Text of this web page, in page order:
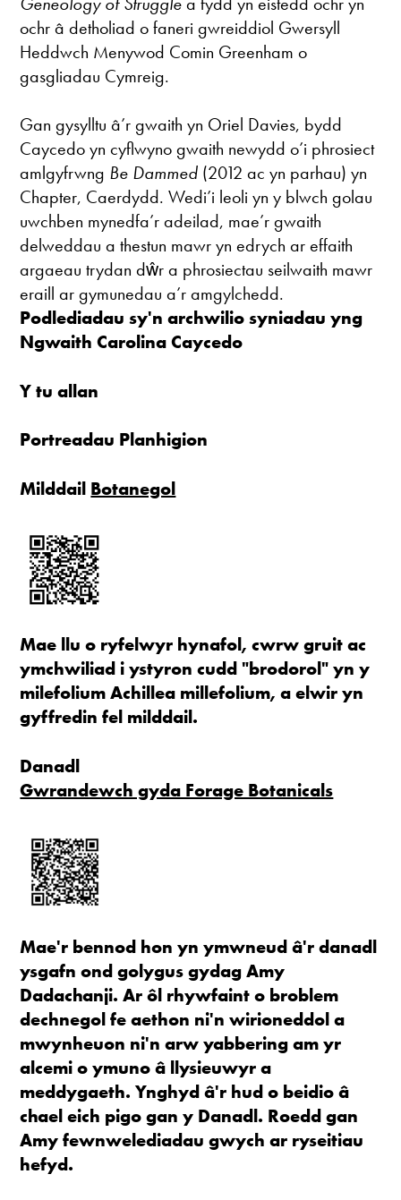
ochr â detholiad o faneri gwreiddiol Gwersyll
Heddwch Menywod Comin Greenham o
gasgliadau Cymreig.
Gan gysylltu â’r gwaith yn Oriel Davies, bydd
Caycedo yn cyflwyno gwaith newydd o’i phrosiect
amlgyfrwng Be Dammed (2012 ac yn parhau) yn
Chapter, Caerdydd. Wedi’i leoli yn y blwch golau
uwchben mynedfa’r adeilad, mae’r gwaith
delweddau a thestun mawr yn edrych ar effaith
argaeau trydan dŵr a phrosiectau seilwaith mawr
eraill ar gymunedau a’r amgylchedd.
Podlediadau sy'n archwilio syniadau yng
Ngwaith Carolina Caycedo
Y tu allan
Portreadau Planhigion
Milddail Botanegol
Mae llu o ryfelwyr hynafol, cwrw gruit ac
ymchwiliad i ystyron cudd "brodorol" yn y
milefolium Achillea millefolium, a elwir yn
gyffredin fel milddail.
Danadl
Gwrandewch gyda Forage Botanicals
Mae'r bennod hon yn ymwneud â'r danadl
ysgafn ond golygus gydag Amy
Dadachanji. Ar ôl rhywfaint o broblem
dechnegol fe aethon ni'n wirioneddol a
mwynheuon ni'n arw yabbering am yr
alcemi o ymuno â llysieuwyr a
meddygaeth. Ynghyd â'r hud o beidio â
chael eich pigo gan y Danadl. Roedd gan
Amy fewnwelediadau gwych ar ryseitiau
hefyd.